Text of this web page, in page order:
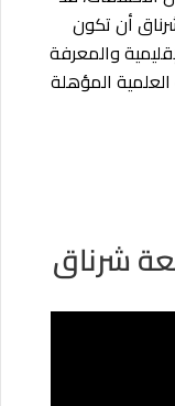
أن تكون
والمعرفة
العلمية المؤهلة
شرناق